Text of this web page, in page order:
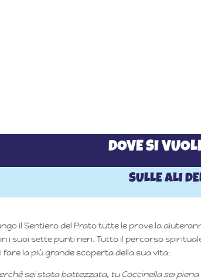
DOVE SI
SULLE ALI
il Sentiero del Prato tutte le prove la
i suoi sette punti neri. Tutto il percorso
la più grande scoperta della sua vita:
sei stata battezzata, tu Coccinella sei